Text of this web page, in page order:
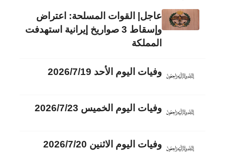
عاجل| القوات المسلحة: اعتراض
وإسقاط 3 صواريخ إيرانية استهدفت
المملكة
وفيات اليوم الأحد 2026/7/19
وفيات اليوم الخميس 2026/7/23
وفيات اليوم الاثنين 2026/7/20